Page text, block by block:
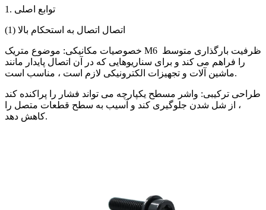
1. توابع اصلی
(1) اتصال اتصال به استحکام بالا
خصوصیات مکانیکی: موضوع متریک M6 ظرفیت بارگذاری متوسط ​​
را فراهم می کند و برای سناریوهایی که در آن اتصال پایدار مانند
ماشین آلات و تجهیزات الکترونیکی لازم است ، مناسب است.
طراحی ترکیبی: واشر مسطح یکپارچه می تواند فشار را پراکنده کند
، از شل شدن جلوگیری کند و آسیب به سطح قطعات متصل را
کاهش دهد.